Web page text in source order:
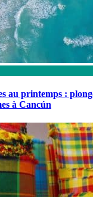
au printemps :
à Cancún